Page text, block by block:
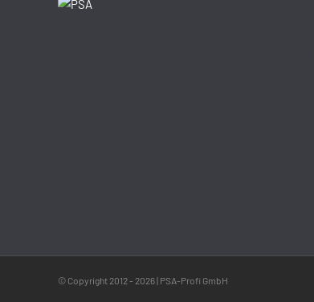
© Copyright 2012 - 2026 | PSA-Profi GmbH